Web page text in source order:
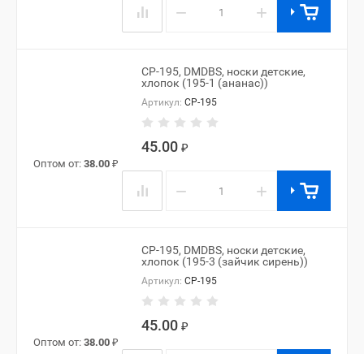
− +
CP-195, DMDBS, носки детские,
хлопок (195-1 (ананас))
Артикул: CP-195
45.00 ₽
Оптом от: 38.00 ₽
− +
CP-195, DMDBS, носки детские,
хлопок (195-3 (зайчик сирень))
Артикул: CP-195
45.00 ₽
Оптом от: 38.00 ₽